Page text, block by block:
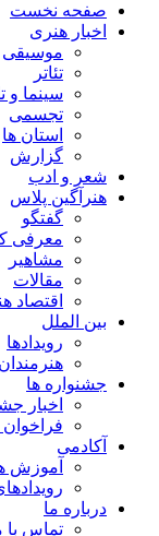
صفحه نخست
اخبار هنری
موسیقی
تئاتر
سینما و
تجسمی
استان ها
گزارش
شعر و ادب
هنرآگین پلاس
گفتگو
معرفی
مشاهیر
مقالات
اقتصاد
بین الملل
رویدادها
هنرمندان
جشنواره ها
اخبار
فراخوان
آکادمی
آموزش
درباره ما
تماس با